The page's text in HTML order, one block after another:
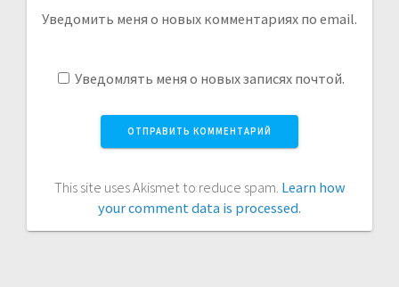
Уведомить меня о новых комментариях по email.
Уведомлять меня о новых записях почтой.
This site uses Akismet to reduce spam. Learn how
your comment data is processed.